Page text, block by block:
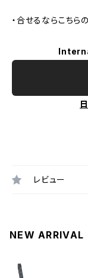
・合せるならこちら
レビュー
NEW ARRIVAL